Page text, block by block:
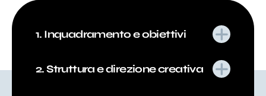
1. Inquadramento e obiettivi
2. Struttura e direzione creativa